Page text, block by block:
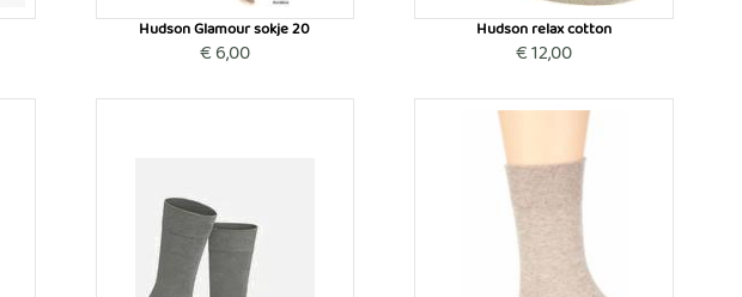
Hudson Glamour sokje 20
€ 6,00
Hudson relax cotton
€ 12,00